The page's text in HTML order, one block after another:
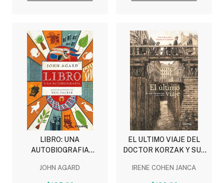
LIBRO: UNA
AUTOBIOGRAFIA
JOHN AGARD
EL ULTIMO VIAJE DEL
DOCTOR KORZAK Y SUS
AZUL)
IRENE COHEN JANCA